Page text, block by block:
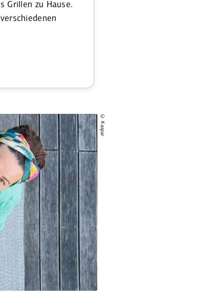
Grillen zu Hause.
© Kaspar